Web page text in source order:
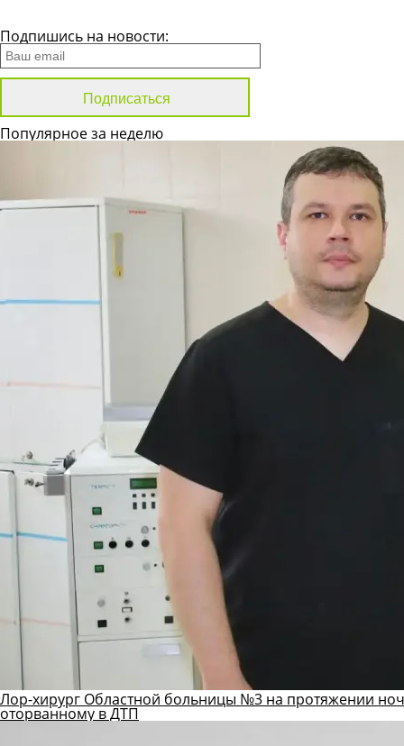
Подпишись на новости:
Популярное за неделю
Лор-хирург Областной больницы №3 на протяжении
оторванному в ДТП